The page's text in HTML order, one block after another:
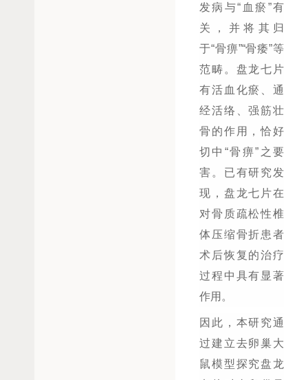
发病与“血瘀”有
关，并将其归
于“骨痹”“骨痿”等
范畴。盘龙七片
有活血化瘀、通
经活络、强筋壮
骨的作用，恰好
切中“骨痹”之要
害。已有研究发
现，盘龙七片在
对骨质疏松性椎
体压缩骨折患者
术后恢复的治疗
过程中具有显著
作用。
因此，本研究通
过建立去卵巢大
鼠模型探究盘龙